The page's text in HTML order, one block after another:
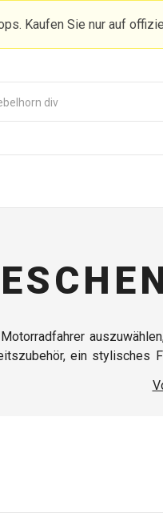
Kaufen Sie nur auf
ein
präsentieren wir
einen Chopper-